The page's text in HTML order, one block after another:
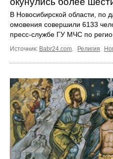
В Новосибирской области, по
омовения совершили 6133
пресс-службе ГУ МЧС по
Источник: Babr24.com. Религия